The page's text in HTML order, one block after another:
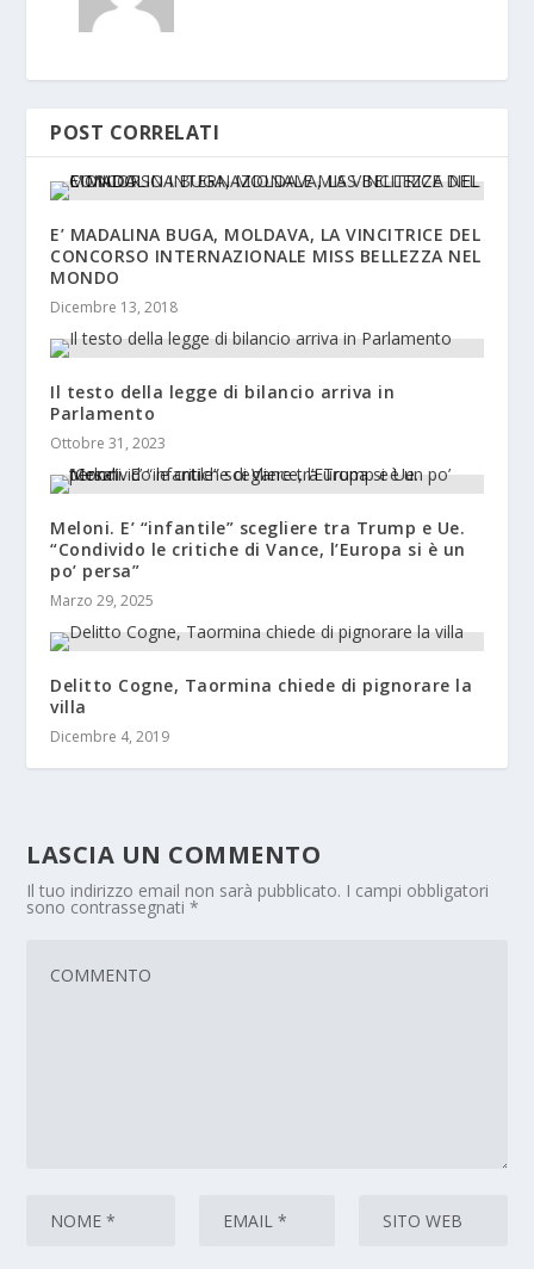
POST CORRELATI
E’ MADALINA BUGA, MOLDAVA, LA VINCITRICE DEL
CONCORSO INTERNAZIONALE MISS BELLEZZA NEL
MONDO
Dicembre 13, 2018
Il testo della legge di bilancio arriva in
Parlamento
Ottobre 31, 2023
Meloni. E’ “infantile” scegliere tra Trump e Ue.
“Condivido le critiche di Vance, l’Europa si è un
po’ persa”
Marzo 29, 2025
Delitto Cogne, Taormina chiede di pignorare la
villa
Dicembre 4, 2019
LASCIA UN COMMENTO
Il tuo indirizzo email non sarà pubblicato. I campi obbligatori
sono contrassegnati*